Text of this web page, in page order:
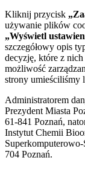
Kliknij przycisk
używanie plików
„Wyświetl
szczegółowy opis
decyzję, które z
możliwość
strony umieściliśmy
Administratorem
Prezydent Miasta
61-841 Poznań,
Instytut Chemii
704 Poznań.